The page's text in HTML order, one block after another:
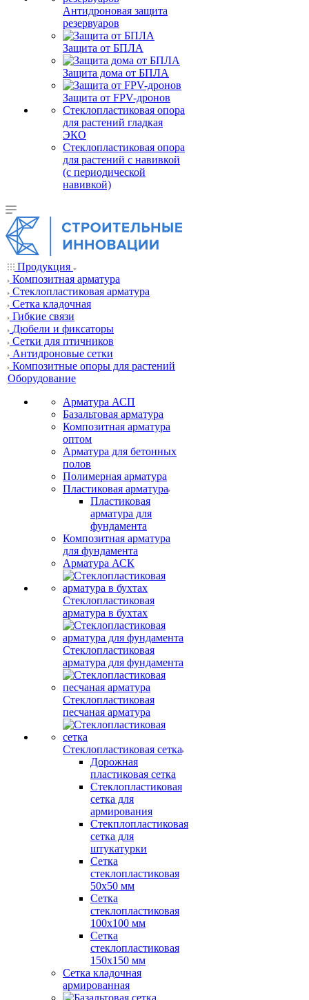
Антидроновая защита
резервуаров
Защита от БПЛА
Защита дома от БПЛА
Защита от FPV-дронов
Стеклопластиковая опора
для растений гладкая
ЭКО
Стеклопластиковая опора
для растений с навивкой
(с периодической
навивкой)
Продукция
Композитная арматура
Cтеклопластиковая арматура
Сетка кладочная
Гибкие связи
Дюбели и фиксаторы
Сетки для птичников
Антидроновые сетки
Композитные опоры для растений
Оборудование
Арматура АСП
Базальтовая арматура
Композитная арматура
оптом
Арматура для бетонных
полов
Полимерная арматура
Пластиковая арматура
Пластиковая
арматура для
фундамента
Композитная арматура
для фундамента
Арматура АСК
Стеклопластиковая
арматура в бухтах
Стеклопластиковая
арматура для фундамента
Стеклопластиковая
песчаная арматура
Стеклопластиковая сетка
Дорожная
пластиковая сетка
Стеклопластиковая
сетка для
армирования
Стекплопластиковая
сетка для
штукатурки
Сетка
стеклопластиковая
50x50 мм
Сетка
стеклопластиковая
100x100 мм
Сетка
стеклопластиковая
150x150 мм
Сетка кладочная
армированная